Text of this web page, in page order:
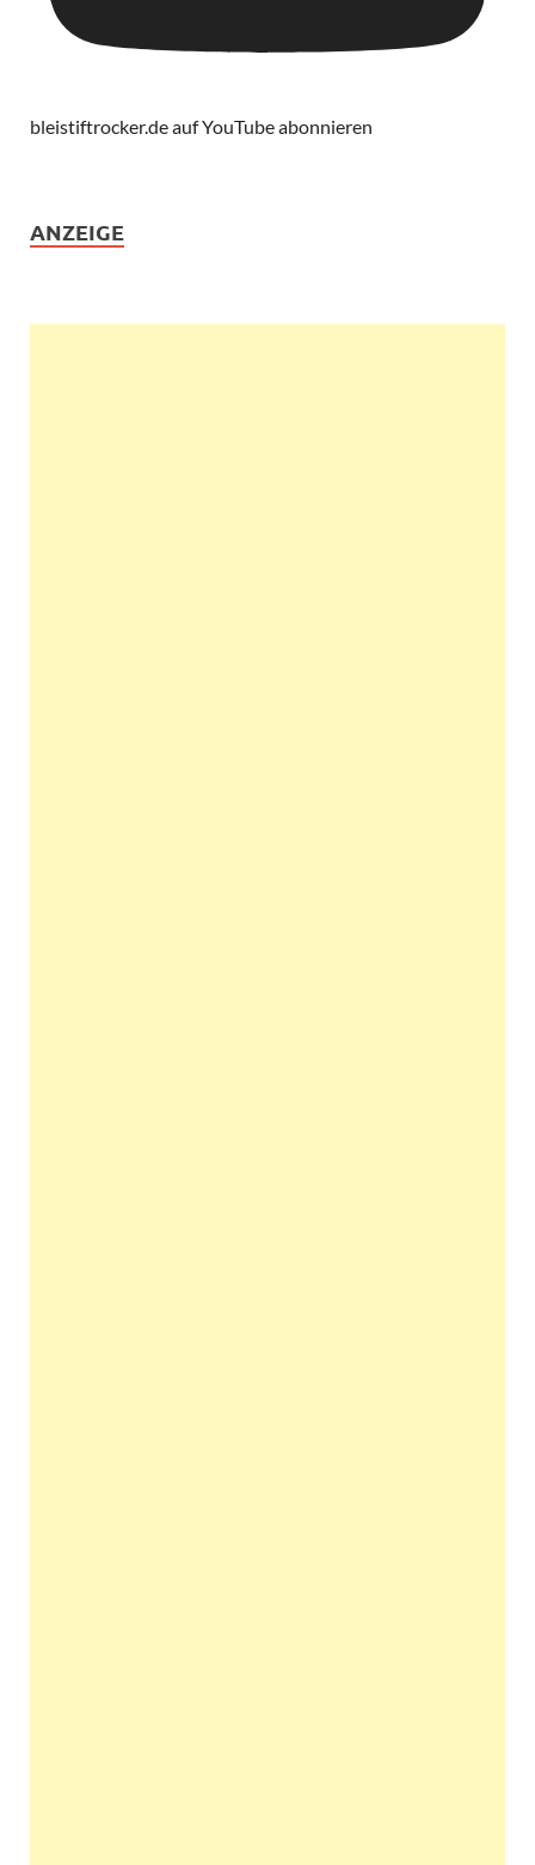
bleistiftrocker.de auf YouTube abonnieren
ANZEIGE